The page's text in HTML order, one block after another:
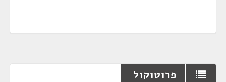
פרוטוקול